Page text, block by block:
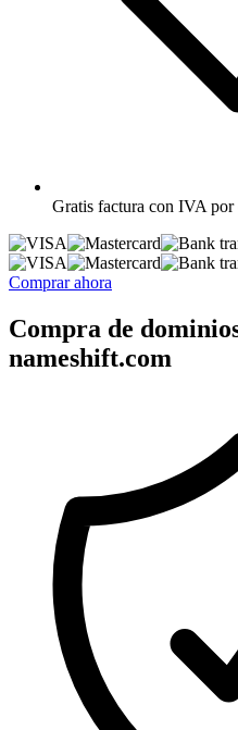
Gratis factura con IVA por
Comprar ahora
Compra de
nameshift.com